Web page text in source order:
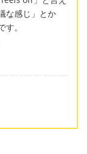
な感じ」とか
。